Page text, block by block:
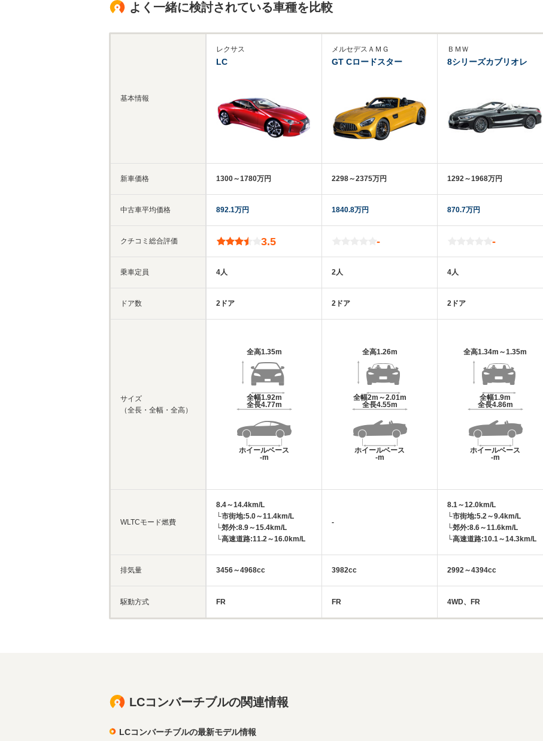
よく一緒に検討されている車種を比較
基本情報
新車価格
中古車平均価格
クチコミ総合評価
乗車定員
ドア数
サイズ
（全長・全幅・全高）
WLTCモード燃費
排気量
駆動方式
レクサス
LC
1300～1780万円
892.1万円
3.5
4人
2ドア
全高1.35m
全幅1.92m
全長4.77m
ホイールベース
-m
8.4～14.4km/L
└市街地:5.0～11.4km/L
└郊外:8.9～15.4km/L
└高速道路:11.2～16.0km/L
3456～4968cc
FR
メルセデスＡＭＧ
GT Cロードスター
2298～2375万円
1840.8万円
-
2人
2ドア
全高1.26m
全幅2m～2.01m
全長4.55m
ホイールベース
-m
-
3982cc
FR
ＢＭＷ
8シリーズカブリオレ
1292～1968万円
870.7万円
-
4人
2ドア
全高1.34m～1.35m
全幅1.9m
全長4.86m
ホイールベース
-m
8.1～12.0km/L
└市街地:5.2～9.4km/L
└郊外:8.6～11.6km/L
└高速道路:10.1～14.3km/L
2992～4394cc
4WD、FR
LCコンバーチブルの関連情報
LCコンバーチブルの最新モデル情報